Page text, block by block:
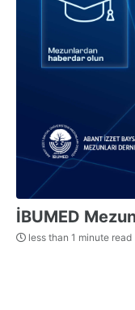
İBUMED
less than 1 minute read